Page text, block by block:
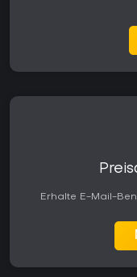
Erhalte E-Mail-